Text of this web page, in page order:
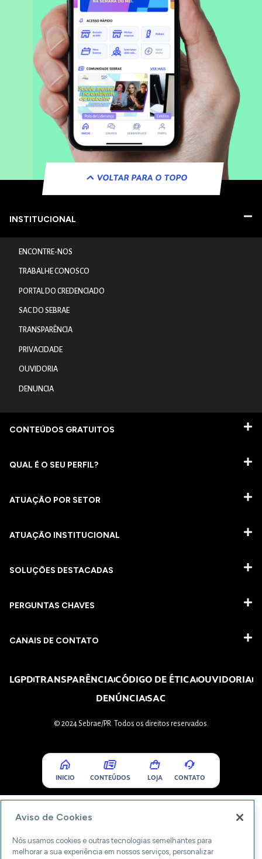
VOLTAR PARA O TOPO
INSTITUCIONAL
ENCONTRE-NOS
TRABALHE CONOSCO
PORTAL DO CREDENCIADO
SAC DO SEBRAE
TRANSPARÊNCIA
PRIVACIDADE
OUVIDORIA
DENUNCIA
CONTEÚDOS GRATUITOS
QUAL É O SEU PERFIL?
ATUAÇÃO POR SETOR
ATUAÇÃO INSTITUCIONAL
SOLUÇÕES DESTACADAS
PERGUNTAS CHAVES​
CANAIS DE CONTATO
LGPDTRANSPARÊNCIACÓDIGO DE ÉTICAOUVIDORIA
DENÚNCIASAC
© 2024 Sebrae/PR. Todos os direitos reservados.
INICIO CONTEÚDOS LOJA CONTATO
Aviso de Cookies
Nós usamos cookies e outras tecnologias semelhantes para
melhorar a sua experiência em nossos serviços, personalizar